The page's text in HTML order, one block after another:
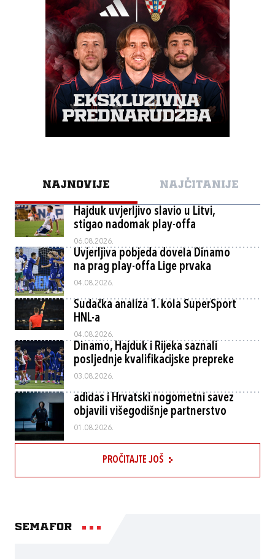
NAJNOVIJE NAJČITANIJE
Hajduk uvjerljivo slavio u Litvi,
stigao nadomak play-offa
06.08.2026.
Uvjerljiva pobjeda dovela Dinamo
na prag play-offa Lige prvaka
04.08.2026.
Sudačka analiza 1. kola SuperSport
HNL-a
04.08.2026.
Dinamo, Hajduk i Rijeka saznali
posljednje kvalifikacijske prepreke
03.08.2026.
adidas i Hrvatski nogometni savez
objavili višegodišnje partnerstvo
01.08.2026.
PROČITAJTE JOŠ
Semafor